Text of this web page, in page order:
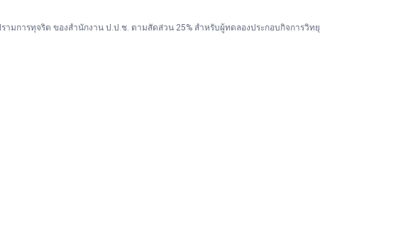
มการทุจริต ของสำนักงาน ป.ป.ช. ตามสัดส่วน 25% สำหรับผู้ทดลองประกอบกิจการวิทยุ